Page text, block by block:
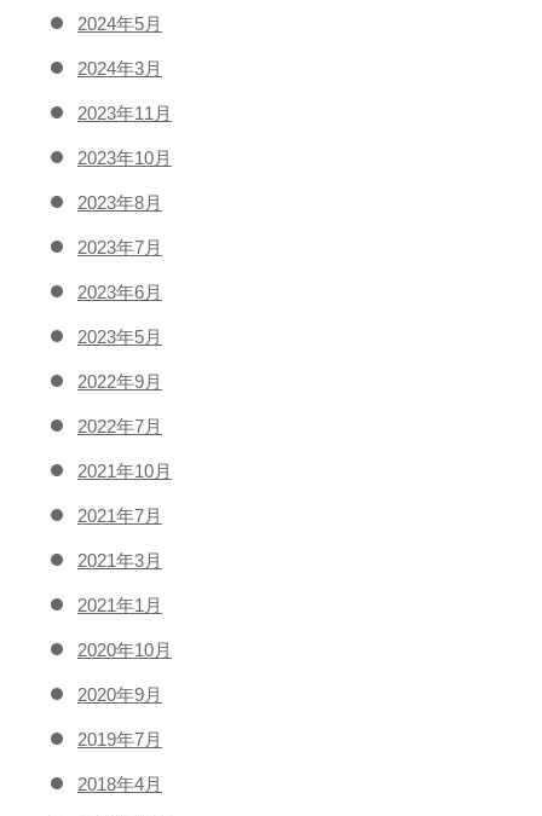
2024年5月
2024年3月
2023年11月
2023年10月
2023年8月
2023年7月
2023年6月
2023年5月
2022年9月
2022年7月
2021年10月
2021年7月
2021年3月
2021年1月
2020年10月
2020年9月
2019年7月
2018年4月